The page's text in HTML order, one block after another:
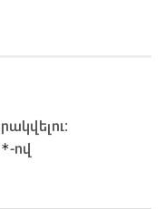
*-ով